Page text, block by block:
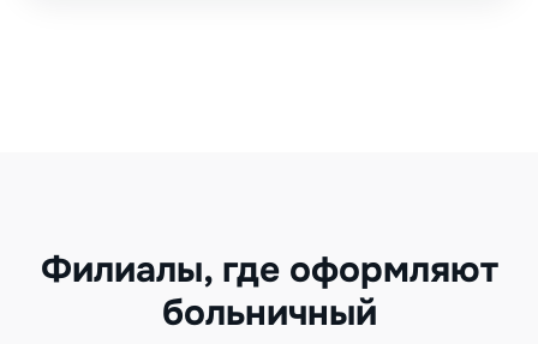
Филиалы, где оформляют
больничный